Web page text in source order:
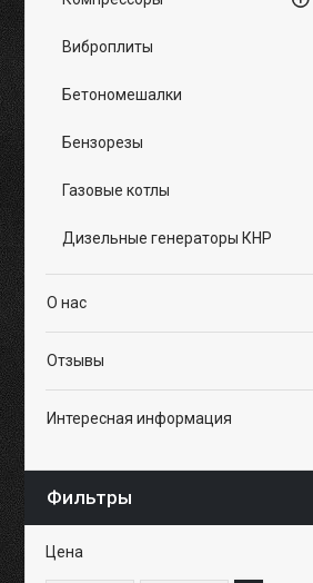
Виброплиты
Бетономешалки
Бензорезы
Газовые котлы
Дизельные генераторы КНР
О нас
Отзывы
Интересная информация
Фильтры
Цена